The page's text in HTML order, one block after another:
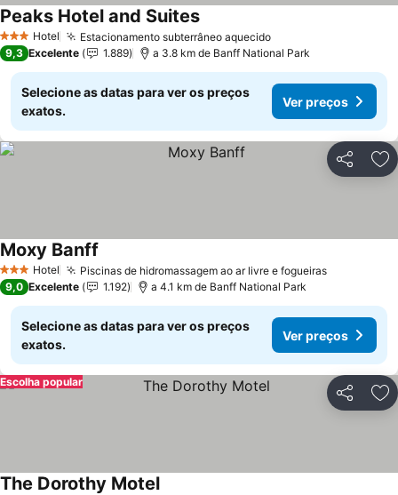
3 EstrelasHotel Estacionamento subterrâneo aquecido
Peaks Hotel and Suites
9,3 Excelente 1.889 a 3.8 km de Banff National Park
Selecione as datas para ver os preços
exatos.
Ver preços
Partilhar
3 EstrelasHotel Piscinas de hidromassagem ao ar livre e fogueiras
Moxy Banff
9,0 Excelente 1.192 a 4.1 km de Banff National Park
Selecione as datas para ver os preços
exatos.
Ver preços
Partilhar
Escolha popular
The Dorothy Motel